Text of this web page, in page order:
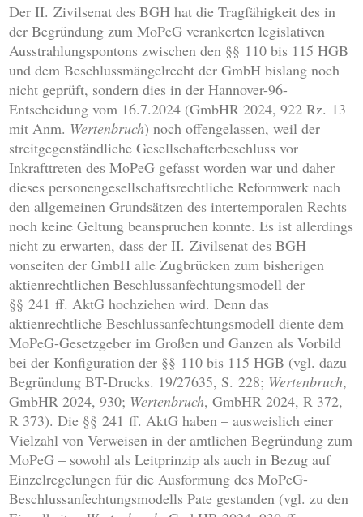
Der II. Zivilsenat des BGH hat die Tragfähigkeit des in
der Begründung zum MoPeG verankerten legislativen
Ausstrahlungspontons zwischen den §§ 110 bis 115 HGB
und dem Beschlussmängelrecht der GmbH bislang noch
nicht geprüft, sondern dies in der Hannover-96-
Entscheidung vom 16.7.2024 (GmbHR 2024, 922 Rz. 13
mit Anm. Wertenbruch) noch offengelassen, weil der
streitgegenständliche Gesellschafterbeschluss vor
Inkrafttreten des MoPeG gefasst worden war und daher
dieses personengesellschaftsrechtliche Reformwerk nach
den allgemeinen Grundsätzen des intertemporalen Rechts
noch keine Geltung beanspruchen konnte. Es ist allerdings
nicht zu erwarten, dass der II. Zivilsenat des BGH
vonseiten der GmbH alle Zugbrücken zum bisherigen
aktienrechtlichen Beschlussanfechtungsmodell der
§§ 241 ff. AktG hochziehen wird. Denn das
aktienrechtliche Beschlussanfechtungsmodell diente dem
MoPeG-Gesetzgeber im Großen und Ganzen als Vorbild
bei der Konfiguration der §§ 110 bis 115 HGB (vgl. dazu
Begründung BT-Drucks. 19/27635, S. 228; Wertenbruch,
GmbHR 2024, 930; Wertenbruch, GmbHR 2024, R 372,
R 373). Die §§ 241 ff. AktG haben – ausweislich einer
Vielzahl von Verweisen in der amtlichen Begründung zum
MoPeG – sowohl als Leitprinzip als auch in Bezug auf
Einzelregelungen für die Ausformung des MoPeG-
Beschlussanfechtungsmodells Pate gestanden (vgl. zu den